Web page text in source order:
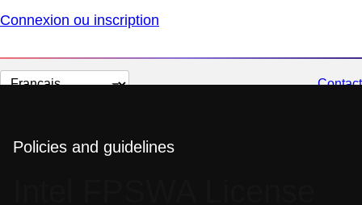
Connexion ou inscription
Changer
Contact
Policies and guidelines